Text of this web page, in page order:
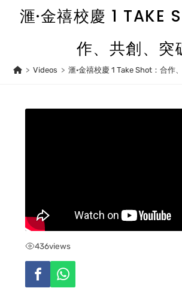
滙·金禧校慶 1 TAKE
作、共創、突
> Videos > 滙·金禧校慶 1 Take Shot：合作
436views